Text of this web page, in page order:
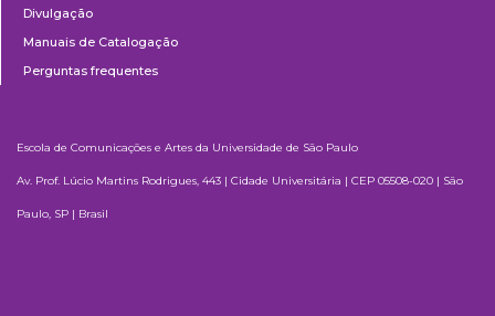
Divulgação
Manuais de Catalogação
Perguntas frequentes
Escola de Comunicações e Artes da Universidade de São Paulo
Av. Prof. Lúcio Martins Rodrigues, 443 | Cidade Universitária | CEP 05508-020 | São
Paulo, SP | Brasil